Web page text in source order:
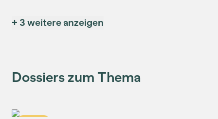
+ 3 weitere anzeigen
Dossiers zum Thema